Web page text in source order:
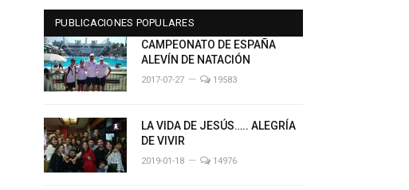
PUBLICACIONES POPULARES
CAMPEONATO DE ESPAÑA
ALEVÍN DE NATACIÓN
2017-07-27 19583
LA VIDA DE JESÚS….. ALEGRÍA
DE VIVIR
2019-01-18 14976